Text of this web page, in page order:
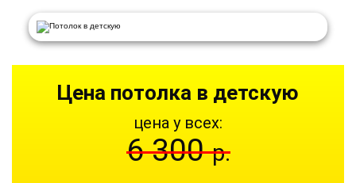
Цена потолка в детскую
цена у всех:
6 300р.